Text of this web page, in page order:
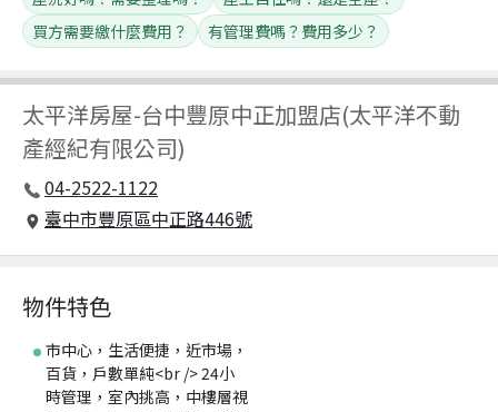
太平洋房屋-台中豐原中正加盟店(太平洋不動
產經紀有限公司)
04-2522-1122
臺中市豐原區中正路446號
買方需要繳什麼費用？
有管理費嗎？費用多少？
物件特色
市中心，生活便捷，近市場，
百貨，戶數單純<br /> 24小
時管理，室內挑高，中樓層視